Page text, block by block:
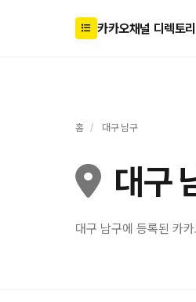
카카오채널 디렉토리
홈 / 대구 남구
대구
대구 남구에 등록된 카